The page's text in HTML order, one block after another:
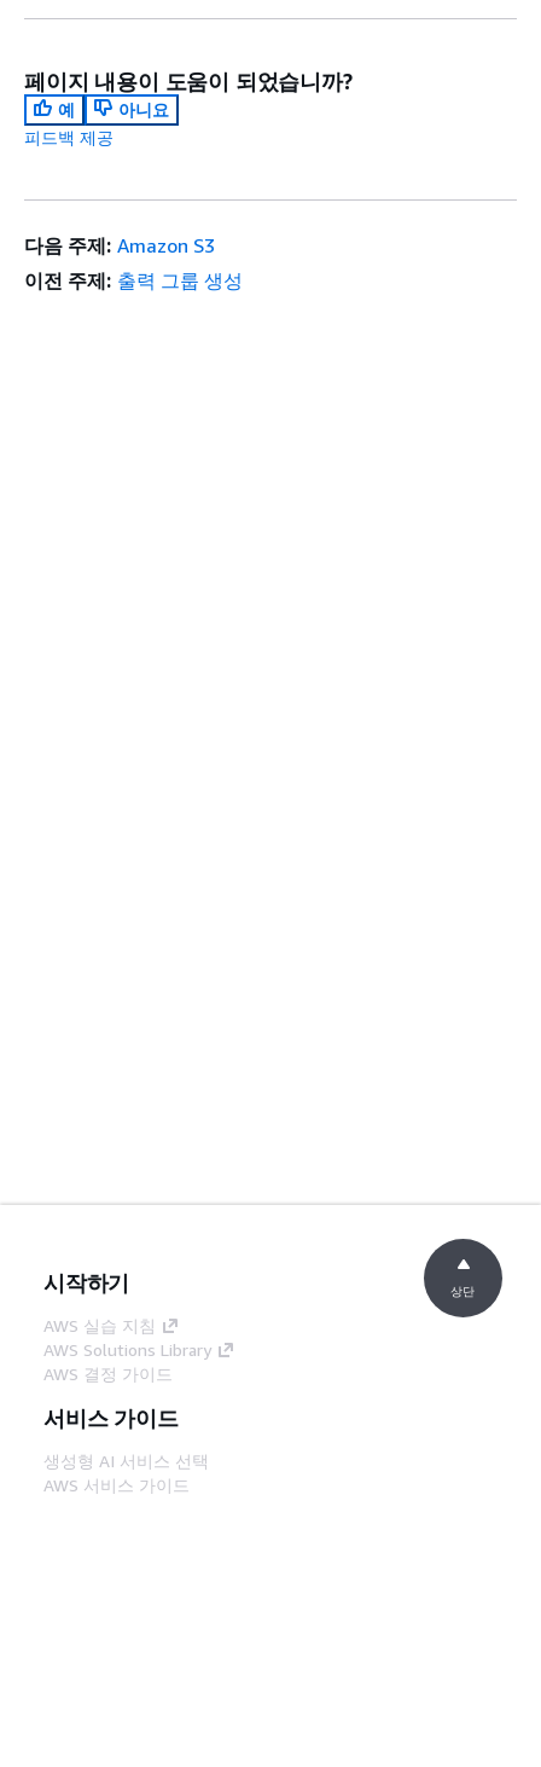
페이지 내용이 도움이 되었습니까?
예
아니요
피드백 제공
다음 주제: Amazon S3
이전 주제: 출력 그룹 생성
시작하기
AWS 실습 지침
AWS Solutions Library
AWS 결정 가이드
서비스 가이드
생성형 AI 서비스 선택
AWS 서비스 가이드
상단